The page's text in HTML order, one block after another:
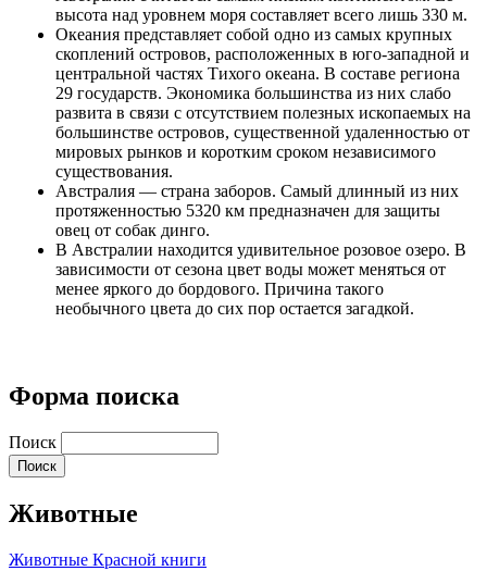
высота над уровнем моря составляет всего лишь 330 м.
Океания представляет собой одно из самых крупных
скоплений островов, расположенных в юго-западной и
центральной частях Тихого океана. В составе региона
29 государств. Экономика большинства из них слабо
развита в связи с отсутствием полезных ископаемых на
большинстве островов, существенной удаленностью от
мировых рынков и коротким сроком независимого
существования.
Австралия — страна заборов. Самый длинный из них
протяженностью 5320 км предназначен для защиты
овец от собак динго.
В Австралии находится удивительное розовое озеро. В
зависимости от сезона цвет воды может меняться от
менее яркого до бордового. Причина такого
необычного цвета до сих пор остается загадкой.
Форма поиска
Поиск
Животные
Животные Красной книги